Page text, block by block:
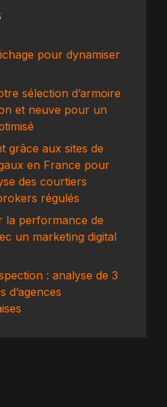
pour dynamiser
sélection d’armoire
et neuve pour un
grâce aux sites de
en France pour
des courtiers
régulés
la performance de
un marketing digital
: analyse de 3
d’agences